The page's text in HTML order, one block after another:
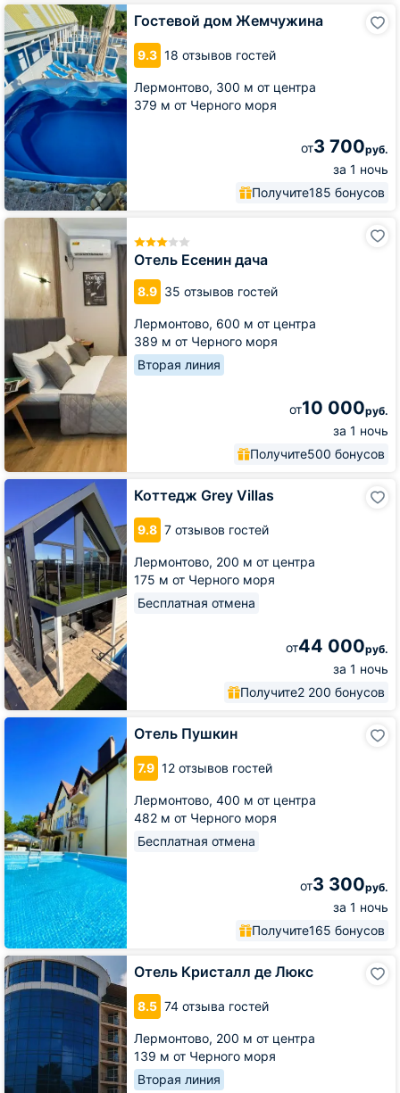
Гостевой дом Жемчужина
9.3 18 отзывов гостей
Лермонтово, 300 м от центра
379 м от Черного моря
от3 700руб.
за 1 ночь
Получите185 бонусов
Гостевой
дом
Жемчужина
Отель Есенин дача
8.9 35 отзывов гостей
Лермонтово, 600 м от центра
389 м от Черного моря
Вторая линия
от10 000руб.
за 1 ночь
Получите500 бонусов
Отель
Коттедж Grey Villas
9.8 7 отзывов гостей
Лермонтово, 200 м от центра
175 м от Черного моря
Бесплатная отмена
от44 000руб.
за 1 ночь
Получите2 200 бонусов
Коттедж
Villas
Отель Пушкин
7.9 12 отзывов гостей
Лермонтово, 400 м от центра
482 м от Черного моря
Бесплатная отмена
от3 300руб.
за 1 ночь
Получите165 бонусов
Отель
Отель Кристалл де Люкс
8.5 74 отзыва гостей
Лермонтово, 200 м от центра
139 м от Черного моря
Вторая линия
Отель
Кристалл
де
Люкс